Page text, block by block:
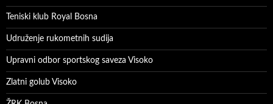
Teniski klub Royal Bosna
Udruženje rukometnih sudija
Upravni odbor sportskog saveza Visoko
Zlatni golub Visoko